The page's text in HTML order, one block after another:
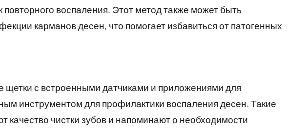
воспаления. Этот метод также может быть
карманов десен, что помогает избавиться от патогенных
с встроенными датчиками и приложениями для
инструментом для профилактики воспаления десен. Такие
качество чистки зубов и напоминают о необходимости